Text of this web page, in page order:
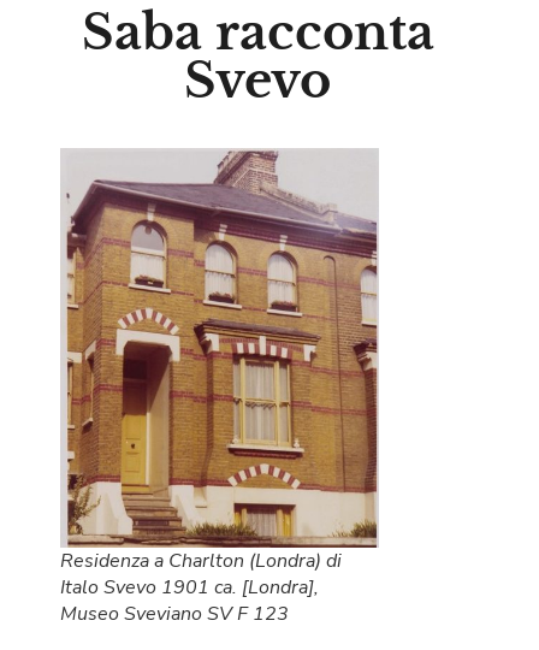
Saba racconta
Svevo
Residenza a Charlton (Londra) di
Italo Svevo 1901 ca. [Londra],
Museo Sveviano SV F 123